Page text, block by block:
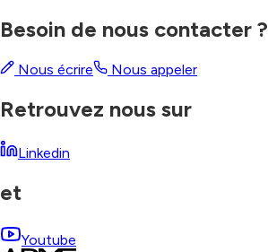
Besoin de nous contacter ?
Nous écrire Nous appeler
Retrouvez nous sur
Linkedin
et
Youtube